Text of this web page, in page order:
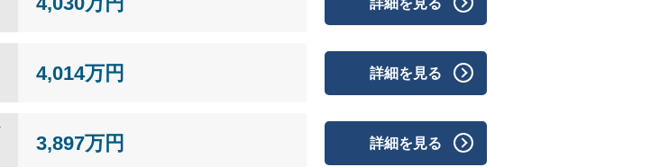
4,014万円 詳細を見る
3,897万円 詳細を見る